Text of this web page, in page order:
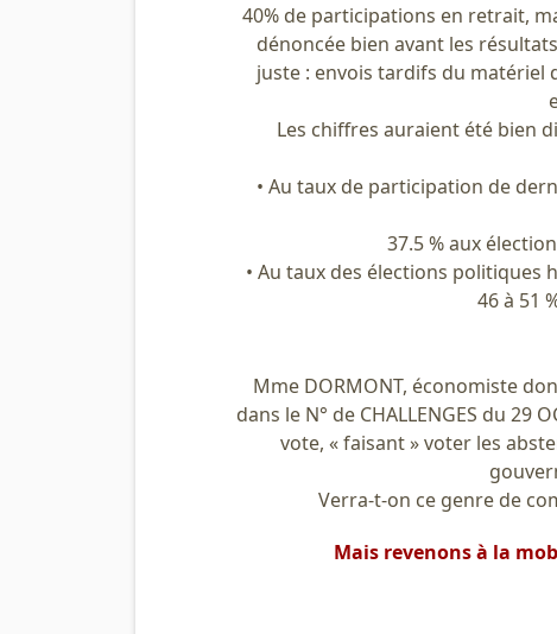
40% de participations en retrait,
dénoncée bien avant les
juste : envois tardifs du matériel
Les chiffres auraient été bien
• Au taux de participation de
37.5 % aux
• Au taux des élections politiques
46 à 51
Mme DORMONT, économiste
dans le N° de CHALLENGES du 29
vote, « faisant » voter les
Verra-t-on ce genre de
Mais revenons à la